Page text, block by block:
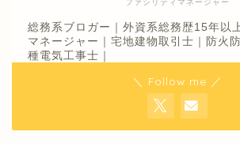
ファシリティマネージャー
総務系ブロガー｜外資系総務歴15年以
マネージャー｜宅地建物取引士｜防火
種電気工事士｜
＼ Follow me ／